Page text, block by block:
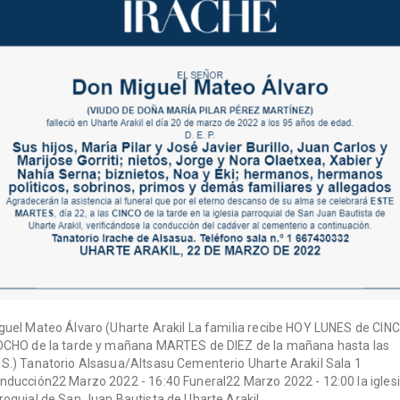
Mateo Álvaro (Uharte Arakil La familia recibe HOY LUNES de
de la tarde y mañana MARTES de DIEZ de la mañana hasta las
Tanatorio Alsasua/Altsasu Cementerio Uharte Arakil Sala 1
Marzo 2022 - 16:40 Funeral22 Marzo 2022 - 12:00 la